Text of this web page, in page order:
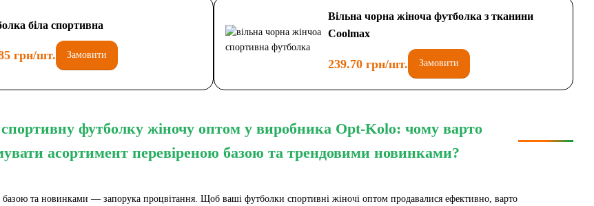
біла спортивна
грн/шт. Замовити
Вільна чорна жіноча футболка з тканини
Coolmax
239.70 грн/шт. Замовити
футболку жіночу оптом у виробника Opt-Kolo: чому варто
асортимент перевіреною базою та трендовими новинками?
та новинками — запорука процвітання. Щоб ваші футболки спортивні жіночі оптом продавалися ефективно, варто